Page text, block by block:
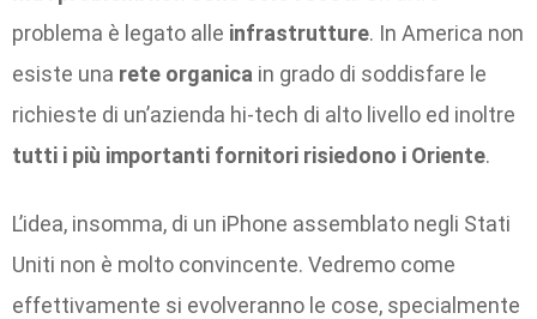
problema è legato alle infrastrutture. In America non
esiste una rete organica in grado di soddisfare le
richieste di un’azienda hi-tech di alto livello ed inoltre
tutti i più importanti fornitori risiedono i Oriente.
L’idea, insomma, di un iPhone assemblato negli Stati
Uniti non è molto convincente. Vedremo come
effettivamente si evolveranno le cose, specialmente